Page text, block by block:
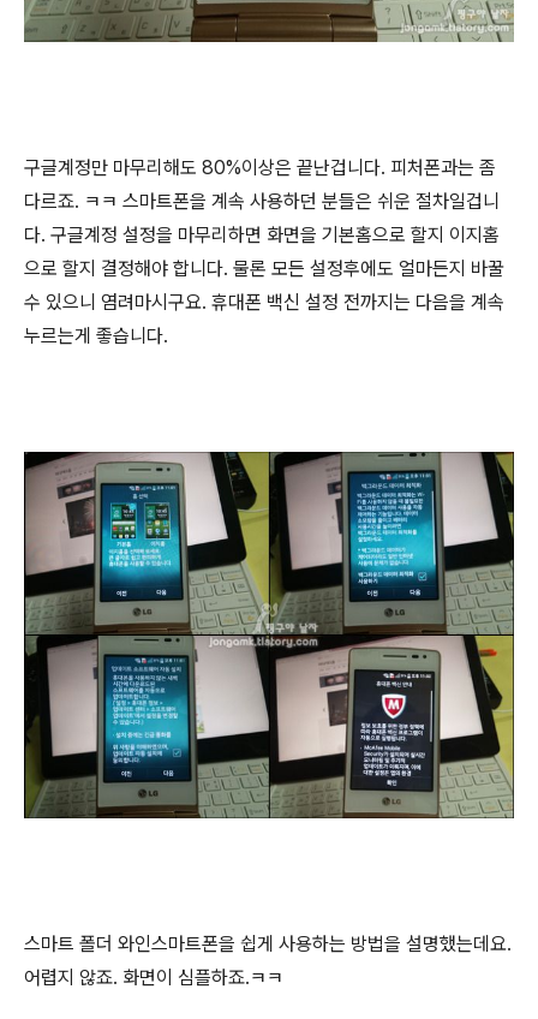
구글계정만 마무리해도 80%이상은 끝난겁니다. 피처폰과는 좀
다르죠. ㅋㅋ 스마트폰을 계속 사용하던 분들은 쉬운 절차일겁니
다. 구글계정 설정을 마무리하면 화면을 기본홈으로 할지 이지홈
으로 할지 결정해야 합니다. 물론 모든 설정후에도 얼마든지 바꿀
수 있으니 염려마시구요. 휴대폰 백신 설정 전까지는 다음을 계속
누르는게 좋습니다.
스마트 폴더 와인스마트폰을 쉽게 사용하는 방법을 설명했는데요.
어렵지 않죠. 화면이 심플하죠.ㅋㅋ